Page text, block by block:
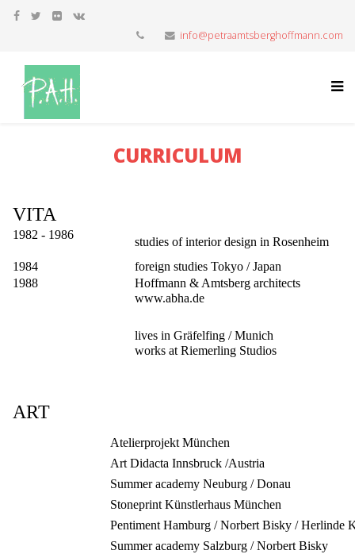
info@petraamtsberghoffmann.com
CURRICULUM
VITA
1982 - 1986
studies of interior design in Rosenheim
1984
foreign studies Tokyo / Japan
1988
Hoffmann & Amtsberg architects
www.abha.de
lives in Gräfelfing / Munich
works at Riemerling Studios
ART
Atelierprojekt München
Art Didacta Innsbruck /Austria
Summer academy Neuburg / Donau
Stoneprint Künstlerhaus München
Pentiment Hamburg / Norbert Bisky / Herlinde
Summer academy Salzburg /Norbert Bisky